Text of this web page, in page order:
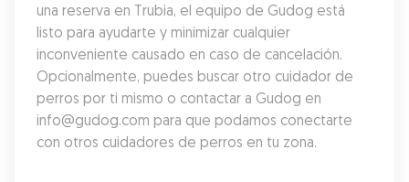
una reserva en Trubia, el equipo de Gudog está
listo para ayudarte y minimizar cualquier
inconveniente causado en caso de cancelación.
Opcionalmente, puedes buscar otro cuidador de
perros por ti mismo o contactar a Gudog en
info@gudog.com para que podamos conectarte
con otros cuidadores de perros en tu zona.